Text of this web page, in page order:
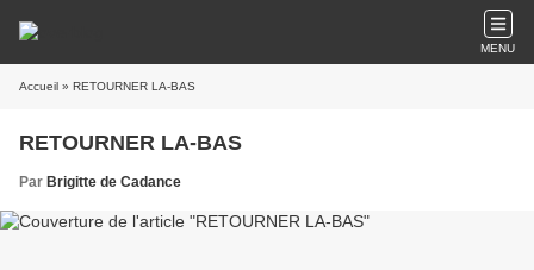
MENU
Accueil » RETOURNER LA-BAS
RETOURNER LA-BAS
Par Brigitte de Cadance